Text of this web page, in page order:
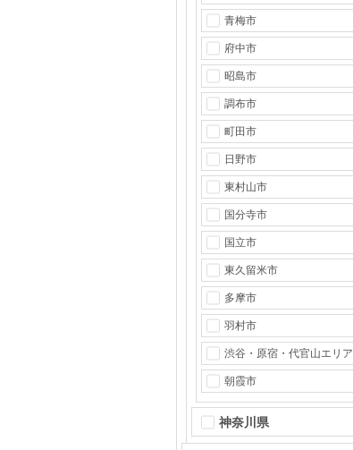
青梅市
府中市
昭島市
調布市
町田市
日野市
東村山市
国分寺市
国立市
東久留米市
多摩市
羽村市
渋谷・原宿・代官山エリア
朝霞市
神奈川県